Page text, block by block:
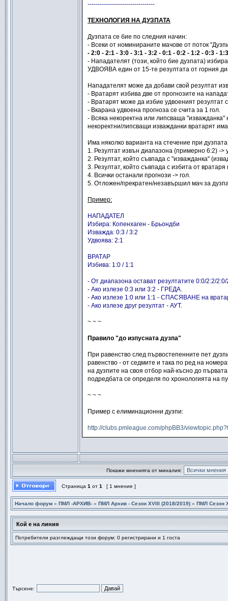
---------------------------------
ТЕХНОЛОГИЯ НА ДУЗПАТА
Дузпата се бие по следния начин:
- Всеки от номинираните мачове от поток
- 2:0 - 2:1 - 3:0 - 3:1 - 3:2 - 0:1 - 0:2 - 1:2 - 0:3 -
- Нападателят (този, който бие дузпата)
УДВОЯВА един от 15-те резултата от горния
Нападателят може да добави свой резултат
- Вратарят избива две от прогнозите на
- Вратарят може да избие удвоеният резултат
- Вкарана удвоена прогноза се счита за 1 гол.
- Всяка некоректна или липсваща
некоректни/липсващи изважданки вратарят
Има няколко варианта на стечение при
1. Резултат извън диапазона (примерно 6:2) ->
2. Резултат, който съвпада с "изважданка"
3. Резултат, който съвпада с избита от
4. Всички останали прогнози -> гол.
5. Отложен/прекратен/незавършил мач за
Пример:
НАПАДАТЕЛ
Избира: Копенхаген - Брьондби
Изважда: 0:3 / 3:2
Удвоява: 2:1
ВРАТАР
Избива: 1:0 / 1:1
- От диапазона остават резултатите 0:0/2:2/
- Ако излезе 0:3 или 3:2 - ГРЕДА.
- Ако излезе 1:0 или 1:1 - СПАСЯВАНЕ на
- Ако излезе друг резултат - АУТ.
~ ~ ~
Правило "до изпусната дузпа"
При равенство след първостепенните пет
равенство - от седмите и така по ред на
на дузпите на своя отбор най-късно до
подредбата се определя по хронологията на
~ ~ ~
Пример с елиминационни дузпи:
http://clubs.pmleague.com/phpBB3/
Покажи мненията от миналия:
Страница 1 от 1 [ 1 мнение ]
Начало форум » ПМЛ -АРХИВ- » ПМЛ Архив - Сезон XVIII (2018/2019) » ПМЛ Сезон
Кой е на линия
Потребители разглеждащи този форум: 0 регистрирани и 1 госта
Търсене: